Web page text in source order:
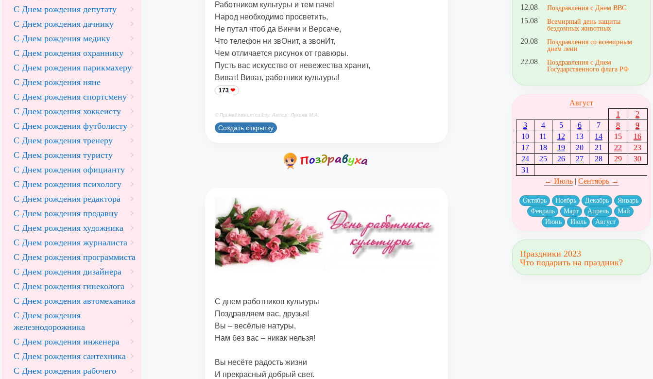
Работником культуры и тем паче!
Народ необходимо просветить,
Не путал чтоб да Винчи и Версаче,
Что телефон ни звОнит, а звонИт,
Чем отличается рисунок от гравюры.
Пусть вас искусство от невежества хранит,
Виват! Виват, работники культуры!
173
© Принадлежит сайту. Автор: Лукина М.А.
Создать открытку
С днем работников культуры
Поздравляем вас, друзья!
Вы – весёлые натуры,
Нам без вас – никак нельзя!
Вы несёте радость жизни
И прекрасный добрый свет.
С Днем рождения депутату
С Днем рождения дачнику
С Днем рождения медику
С Днем рождения охраннику
С Днем рождения парикмахеру
С Днем рождения няне
С Днем рождения спортсмену
С Днем рождения хоккеисту
С Днем рождения футболисту
С Днем рождения тренеру
С Днем рождения туристу
С Днем рождения официанту
С Днем рождения психологу
С Днем рождения редактора
С Днем рождения продавцу
С Днем рождения художника
С Днем рождения журналиста
С Днем рождения программиста
С Днем рождения дизайнера
С Днем рождения гинеколога
С Днем рождения автомеханика
С Днем рождения
железнодорожника
С Днем рождения инженера
С Днем рождения сантехника
С Днем рождения рабочего
12.08 Поздравления с Днем ВВС
15.08
Всемирный день защиты
бездомных животных
20.08
Поздравления со всемирным
днем лени
22.08
Поздравления с Днем
Государственного флага РФ
Август
1
2
3
4 5 6 7 8
9
10
11 12 13 14 15
16
17
18 19 20 21 22
23
24
25 26 27 28 29
30
31
← Июль| Сентябрь →
Октябрь Ноябрь Декабрь
Январь
Февраль
Март Апрель
Май
Июнь
Июль Август
Праздники 2023
Что подарить на праздник?